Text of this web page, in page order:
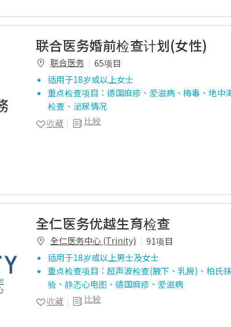
联合医务婚前检查计划(女性)
联合医务
65项目
适用于18岁或以上女士
重点检查项目：德国麻疹、爱滋病、梅毒、地中
检查、泌尿情况
比较
收藏
全仁医务优越生育检查
全仁医务中心 (Trinity)
91项目
适用于18岁或以上男士及女士
重点检查项目：超声波检查(腋下、乳房)、柏氏
验、静态心电图、德国麻疹、爱滋病
比较
收藏